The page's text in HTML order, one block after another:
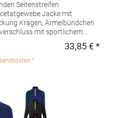
Seitenstreifen
mit Reißverschluss
CH6410Hersteller:
/ Abanilla Km 8.8, 30620
33,85 € *
*